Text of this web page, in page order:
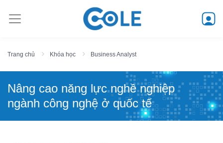
Trang chủ Khóa học Business Analyst
Nâng cao năng lực nghề nghiệp
ngành công nghệ ở quốc tế